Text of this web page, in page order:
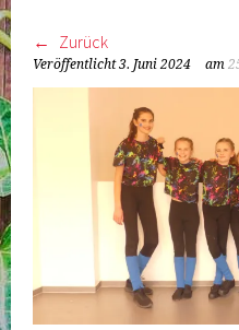
Zurück
Veröffentlicht3. Juni 2024 am